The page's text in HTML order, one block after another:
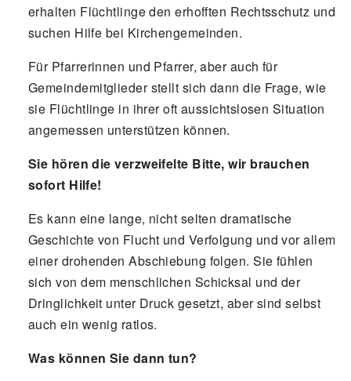
erhalten Flüchtlinge den erhofften Rechtsschutz und
suchen Hilfe bei Kirchengemeinden.
Für Pfarrerinnen und Pfarrer, aber auch für
Gemeindemitglieder stellt sich dann die Frage, wie
sie Flüchtlinge in ihrer oft aussichtslosen Situation
angemessen unterstützen können.
Sie hören die verzweifelte Bitte, wir brauchen
sofort Hilfe!
Es kann eine lange, nicht selten dramatische
Geschichte von Flucht und Verfolgung und vor allem
einer drohenden Abschiebung folgen. Sie fühlen
sich von dem menschlichen Schicksal und der
Dringlichkeit unter Druck gesetzt, aber sind selbst
auch ein wenig ratlos.
Was können Sie dann tun?